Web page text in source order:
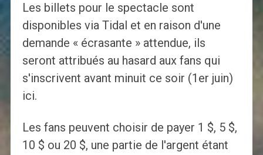
Les billets pour le spectacle sont
disponibles via Tidal et en raison d'une
demande « écrasante » attendue, ils
seront attribués au hasard aux fans qui
s'inscrivent avant minuit ce soir (1er juin)
ici.
Les fans peuvent choisir de payer 1 $, 5 $,
10 $ ou 20 $, une partie de l'argent étant